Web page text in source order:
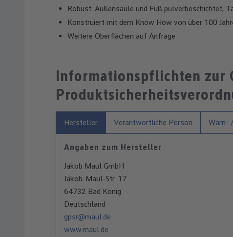
Robust: Außensäule und Fuß pulverbeschichtet,
Konstruiert mit dem Know How von über 100
Weitere Oberflächen auf Anfrage
Informationspflichten zur
Hersteller Verantwortliche Person Warn-
Angaben zum Hersteller
Jakob Maul GmbH
Jakob-Maul-Str. 17
64732 Bad König
Deutschland
gpsr@maul.de
www.maul.de